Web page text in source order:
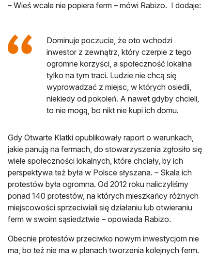
– Wieś wcale nie popiera ferm – mówi Rabizo. I dodaje:
Dominuje poczucie, że oto wchodzi
inwestor z zewnątrz, który czerpie z tego
ogromne korzyści, a społeczność lokalna
tylko na tym traci. Ludzie nie chcą się
wyprowadzać z miejsc, w których osiedli,
niekiedy od pokoleń. A nawet gdyby chcieli,
to nie mogą, bo nikt nie kupi ich domu.
Gdy Otwarte Klatki opublikowały raport o warunkach,
jakie panują na fermach, do stowarzyszenia zgłosiło się
wiele społeczności lokalnych, które chciały, by ich
perspektywa też była w Polsce słyszana. – Skala ich
protestów była ogromna. Od 2012 roku naliczyliśmy
ponad 140 protestów, na których mieszkańcy różnych
miejscowości sprzeciwiali się działaniu lub otwieraniu
ferm w swoim sąsiedztwie – opowiada Rabizo.
Obecnie protestów przeciwko nowym inwestycjom nie
ma, bo też nie ma w planach tworzenia kolejnych ferm.